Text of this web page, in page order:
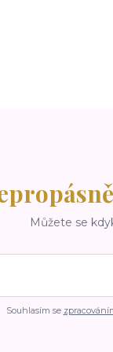
Můžete se
Souhlasím se